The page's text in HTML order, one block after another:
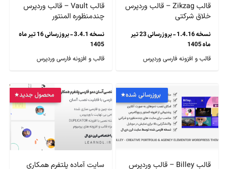
قالب Zikzag – قالب وردپرس
خلاق شرکتی
نسخه 1.4.16 - بروزرسانی 23 تیر
ماه 1405
قالب و افزونه فارسی وردپرس
قالب Vault – قالب وردپرس
چندمنظوره المنتور
نسخه 3.4.1 - بروزرسانی 16 تیر ماه
1405
قالب و افزونه فارسی وردپرس
بروزرسانی شده
قالب Billey – قالب وردپرس
محصول جدید
سایت آماده پلتفرم همکاری